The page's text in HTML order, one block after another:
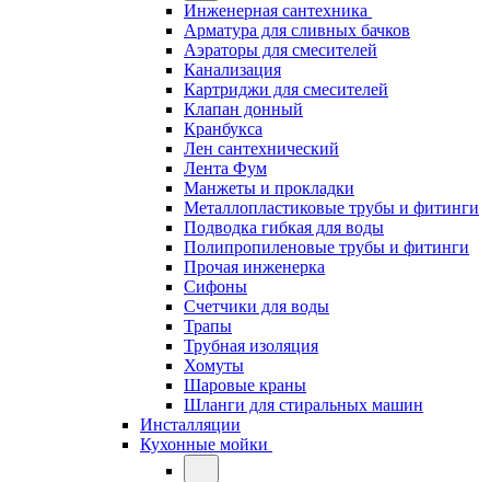
Инженерная сантехника
Арматура для сливных бачков
Аэраторы для смесителей
Канализация
Картриджи для смесителей
Клапан донный
Кранбукса
Лен сантехнический
Лента Фум
Манжеты и прокладки
Металлопластиковые трубы и фитинги
Подводка гибкая для воды
Полипропиленовые трубы и фитинги
Прочая инженерка
Сифоны
Счетчики для воды
Трапы
Трубная изоляция
Хомуты
Шаровые краны
Шланги для стиральных машин
Инсталляции
Кухонные мойки